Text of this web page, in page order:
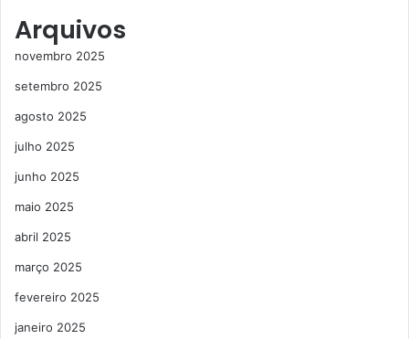
Arquivos
novembro 2025
setembro 2025
agosto 2025
julho 2025
junho 2025
maio 2025
abril 2025
março 2025
fevereiro 2025
janeiro 2025